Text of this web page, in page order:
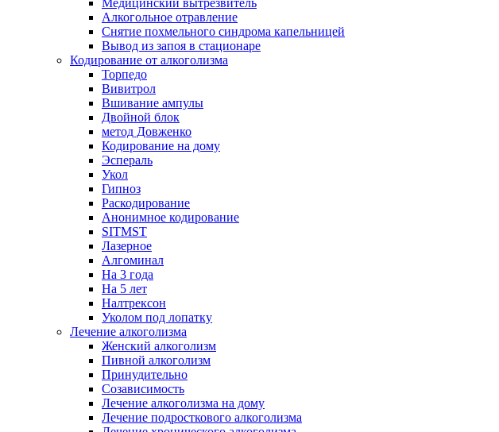
Медицинский вытрезвитель
Алкогольное отравление
Снятие похмельного синдрома капельницей
Вывод из запоя в стационаре
Кодирование от алкоголизма
Торпедо
Вивитрол
Вшивание ампулы
Двойной блок
метод Довженко
Кодирование на дому
Эспераль
Укол
Гипноз
Раскодирование
Анонимное кодирование
SITMST
Лазерное
Алгоминал
На 3 года
На 5 лет
Налтрексон
Уколом под лопатку
Лечение алкоголизма
Женский алкоголизм
Пивной алкоголизм
Принудительно
Созависимость
Лечение алкоголизма на дому
Лечение подросткового алкоголизма